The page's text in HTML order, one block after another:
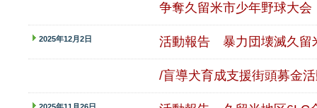
争奪久留米市少年野球大
2025年12月2日 活動報告 暴力団壊滅久留
/盲導犬育成支援街頭募金